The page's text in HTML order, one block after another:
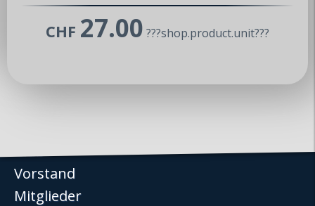
CHF 27.00 ???shop.product.unit???
www.mx5-club-zuerisee.ch
info@mx5-club-zuerisee.ch
Vorstand
Mitglieder